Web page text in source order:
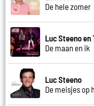
De hele zomer
Luc Steeno
De maan en ik
Luc Steeno
De meisjes op